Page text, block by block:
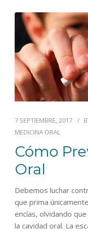
7 SEPTIEMBRE, 2017
MEDICINA ORAL
Cómo
Oral
Debemos luchar
que prima
encías, olvidando
la cavidad oral. La